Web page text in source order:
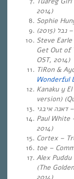
2014)
Sophie
נבל (2015)
Steve
Get Out of
OST, 2014)
TiRon &
Wonderful
Kanaku y
version)
דאנה איבגי–
Paul White
2014)
Cortex –
toe –
Alex
(The